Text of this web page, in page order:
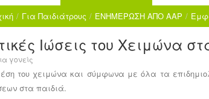
/ Για Παιδιάτρους / ΕΝΗΜΕΡΩΣΗ ΑΠΟ AAP /
Ιώσεις του Χειμώνα
γονείς
του χειμώνα και σύμφωνα με όλα τα
στα παιδιά.